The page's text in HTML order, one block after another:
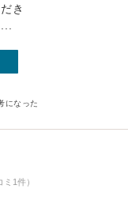
き
になった
1件）